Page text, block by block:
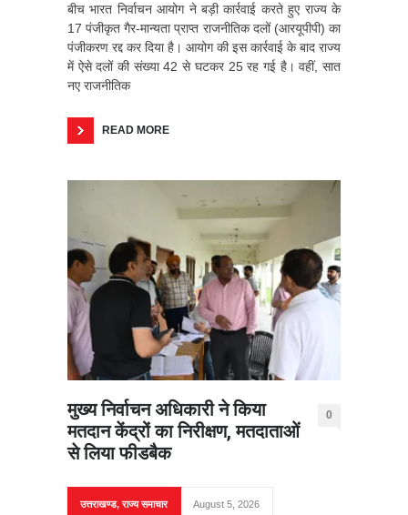
बीच भारत निर्वाचन आयोग ने बड़ी कार्रवाई करते हुए राज्य के
17 पंजीकृत गैर-मान्यता प्राप्त राजनीतिक दलों (आरयूपीपी) का
पंजीकरण रद्द कर दिया है। आयोग की इस कार्रवाई के बाद राज्य
में ऐसे दलों की संख्या 42 से घटकर 25 रह गई है। वहीं, सात
नए राजनीतिक
READ MORE
मुख्य निर्वाचन अधिकारी ने किया
मतदान केंद्रों का निरीक्षण, मतदाताओं
से लिया फीडबैक
0
उत्तराखण्ड,राज्य समाचार August 5, 2026